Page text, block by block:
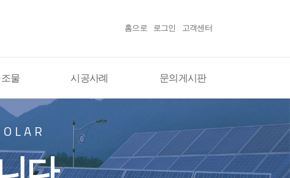
홈으로 로그인 고객센터
물 시공사례 문의게시판
다